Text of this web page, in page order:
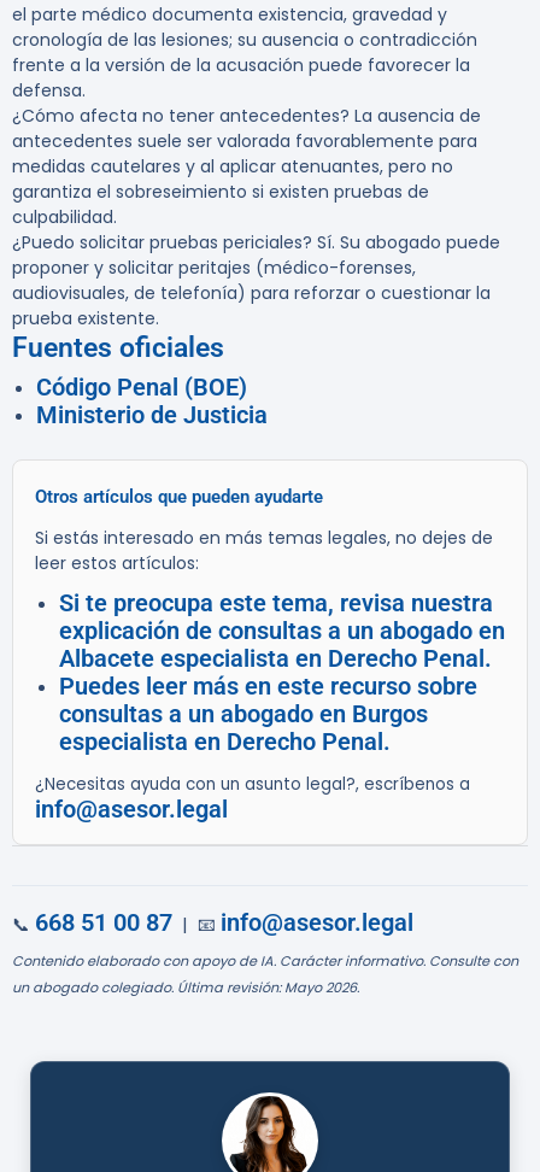
el parte médico documenta existencia, gravedad y
cronología de las lesiones; su ausencia o contradicción
frente a la versión de la acusación puede favorecer la
defensa.
¿Cómo afecta no tener antecedentes? La ausencia de
antecedentes suele ser valorada favorablemente para
medidas cautelares y al aplicar atenuantes, pero no
garantiza el sobreseimiento si existen pruebas de
culpabilidad.
¿Puedo solicitar pruebas periciales? Sí. Su abogado puede
proponer y solicitar peritajes (médico-forenses,
audiovisuales, de telefonía) para reforzar o cuestionar la
prueba existente.
Fuentes oficiales
Código Penal (BOE)
Ministerio de Justicia
Otros artículos que pueden ayudarte
Si estás interesado en más temas legales, no dejes de
leer estos artículos:
Si te preocupa este tema, revisa nuestra
explicación de consultas a un abogado en
Albacete especialista en Derecho Penal.
Puedes leer más en este recurso sobre
consultas a un abogado en Burgos
especialista en Derecho Penal.
¿Necesitas ayuda con un asunto legal?, escríbenos a
info@asesor.legal
📞 668 51 00 87 | 📧 info@asesor.legal
Contenido elaborado con apoyo de IA. Carácter informativo. Consulte con
un abogado colegiado. Última revisión: Mayo 2026.